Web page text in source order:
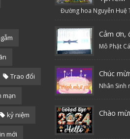
Trao đổi
mạn
kỷ niệm
mới
Đường hoa Nguyễn Huệ
Cảm ơn,
Mô Phật
Chúc
Nhân Sinh
Chào